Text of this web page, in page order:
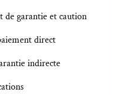
de garantie et caution
direct
indirecte